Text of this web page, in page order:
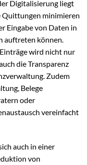
Digitalisierung liegt
Quittungen minimieren
Eingabe von Daten in
auftreten können.
wird nicht nur
die Transparenz
Zudem
Belege
oder
vereinfacht
auch in einer
von